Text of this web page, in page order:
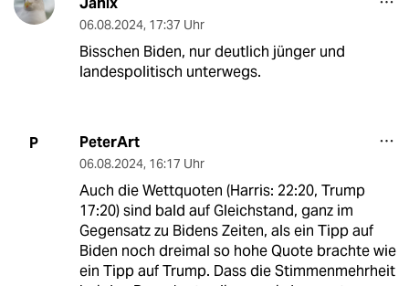
06.08.2024, 17:37 Uhr
Bisschen Biden, nur deutlich jünger und
landespolitisch unterwegs.
P PeterArt
06.08.2024, 16:17 Uhr
Auch die Wettquoten (Harris: 22:20, Trump
17:20) sind bald auf Gleichstand, ganz im
Gegensatz zu Bidens Zeiten, als ein Tipp auf
Biden noch dreimal so hohe Quote brachte wie
ein Tipp auf Trump. Dass die Stimmenmehrheit